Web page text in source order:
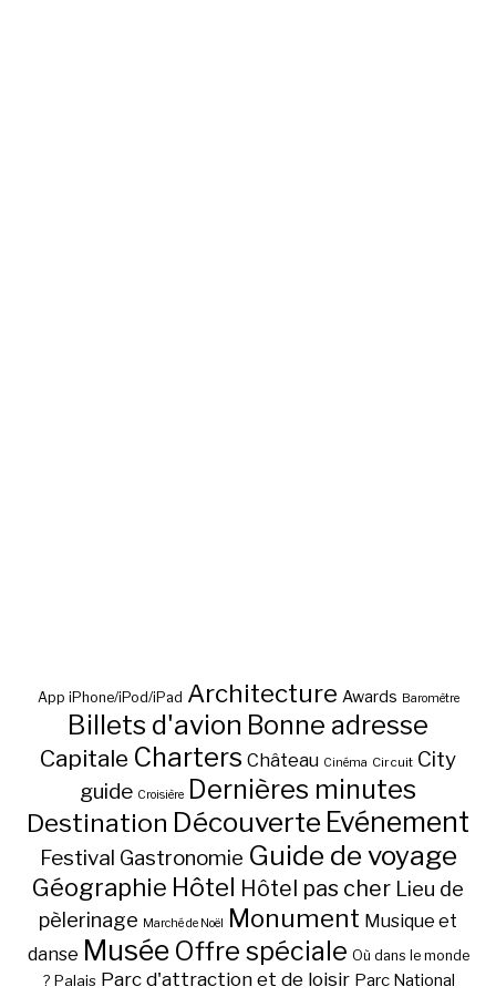
App iPhone/iPod/iPad Architecture Awards Baromètre
Billets d'avion Bonne adresse
Capitale Charters Château Cinéma Circuit City
guide Croisière Dernières minutes
Destination Découverte Evénement
Festival Gastronomie Guide de voyage
Géographie Hôtel Hôtel pas cher Lieu de
pèlerinage Marché de Noël Monument Musique et
danse Musée Offre spéciale Où dans le monde
? Palais Parc d'attraction et de loisir Parc National